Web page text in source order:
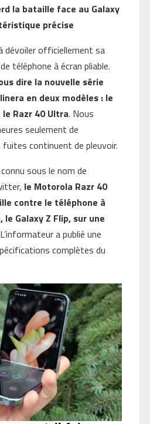
la bataille face au Galaxy
précise
dévoiler officiellement sa
téléphone à écran pliable.
dire la nouvelle série
en deux modèles : le
Razr 40 Ultra. Nous
seulement de
fuites continuent de pleuvoir.
sous le nom de
le Motorola Razr 40
contre le téléphone à
Galaxy Z Flip, sur une
a publié une
complètes du